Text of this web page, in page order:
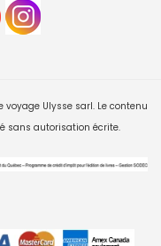
Ulysse sarl. Le contenu
sans autorisation écrite.